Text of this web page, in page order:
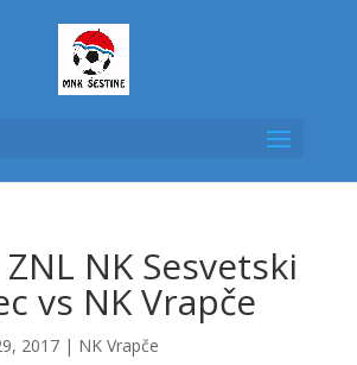
NK Sesvetski
vs NK Vrapče
2017| NK Vrapče